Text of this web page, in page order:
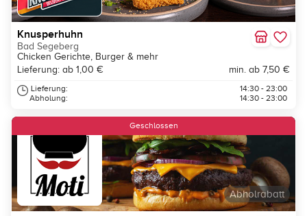
Knusperhuhn
Bad Segeberg
Chicken Gerichte, Burger & mehr
Lieferung: ab 1,00 €
min. ab 7,50 €
Lieferung:
Abholung:
14:30 - 23:00
14:30 - 23:00
Abholrabatt
Geschlossen